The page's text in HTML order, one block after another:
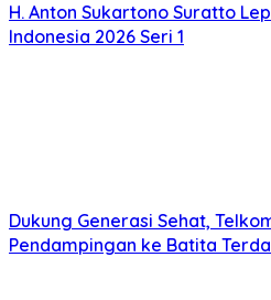
H. Anton Sukartono Suratto
Indonesia 2026 Seri 1
Dukung Generasi Sehat,
Pendampingan ke Batita